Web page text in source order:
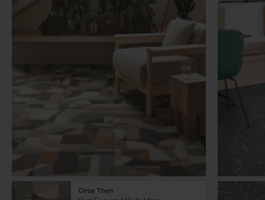
Circa Then